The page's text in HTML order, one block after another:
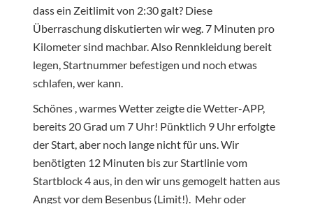
dass ein Zeitlimit von 2:30 galt? Diese
Überraschung diskutierten wir weg. 7 Minuten pro
Kilometer sind machbar. Also Rennkleidung bereit
legen, Startnummer befestigen und noch etwas
schlafen, wer kann.
Schönes , warmes Wetter zeigte die Wetter-APP,
bereits 20 Grad um 7 Uhr! Pünktlich 9 Uhr erfolgte
der Start, aber noch lange nicht für uns. Wir
benötigten 12 Minuten bis zur Startlinie vom
Startblock 4 aus, in den wir uns gemogelt hatten aus
Angst vor dem Besenbus (Limit!). Mehr oder